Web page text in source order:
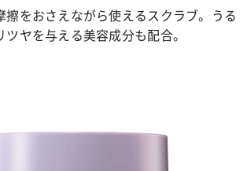
擦をおさえながら使えるスクラブ。うる
ヤを与える美容成分も配合。